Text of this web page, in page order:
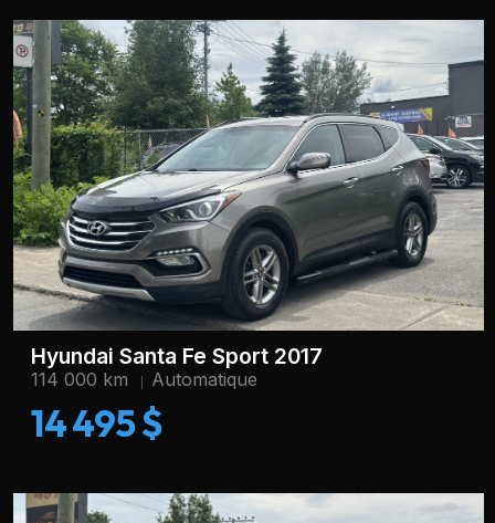
Hyundai Santa Fe Sport 2017
114 000 km Automatique
14 495 $